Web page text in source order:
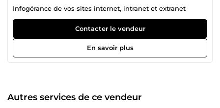
Infogérance de vos sites internet, intranet et extranet
Contacter le vendeur
En savoir plus
Autres services de ce vendeur